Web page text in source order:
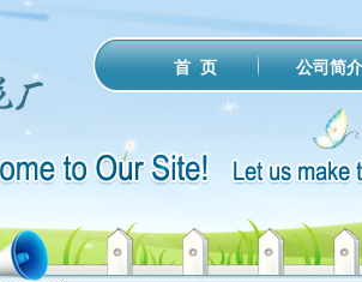
首 页 公司简介